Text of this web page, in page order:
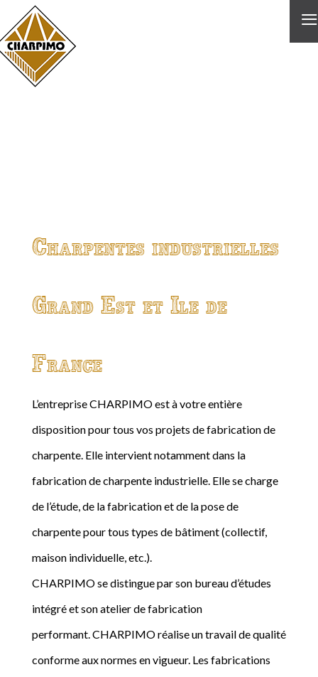
≡
Charpentes industrielles
Grand Est et Ile de
France
L’entreprise CHARPIMO est à votre entière
disposition pour tous vos projets de fabrication de
charpente. Elle intervient notamment dans la
fabrication de charpente industrielle. Elle se charge
de l’étude, de la fabrication et de la pose de
charpente pour tous types de bâtiment (collectif,
maison individuelle, etc.).
CHARPIMO se distingue par son bureau d’études
intégré et son atelier de fabrication
performant. CHARPIMO réalise un travail de qualité
conforme aux normes en vigueur. Les fabrications